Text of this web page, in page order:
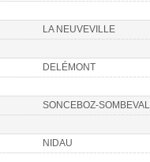
LA NEUVEVILLE
DELÉMONT
SONCEBOZ-SOMBEVAL
NIDAU